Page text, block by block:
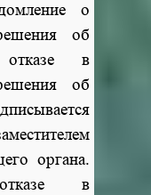
о
об
в
об
органа.
в